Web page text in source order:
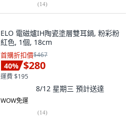
(14)
ELO 電磁爐IH陶瓷塗層雙耳鍋, 粉彩粉
紅色, 1個, 18cm
首購折扣價$467
40% $280
運費 $195
8/12 星期三 預計送達
WOW免運
(14)